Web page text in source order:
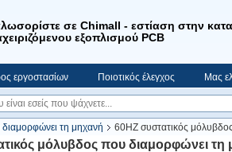
σε Chimall - εστίαση στην
εξοπλισμού PCB
εργοστασίων Ποιοτικός έλεγχος Μας
τη μηχανή
60HZ συστατικός
μόλυβδος που διαμορφώνει τη